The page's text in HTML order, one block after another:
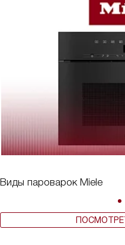
Виды пароварок Miele